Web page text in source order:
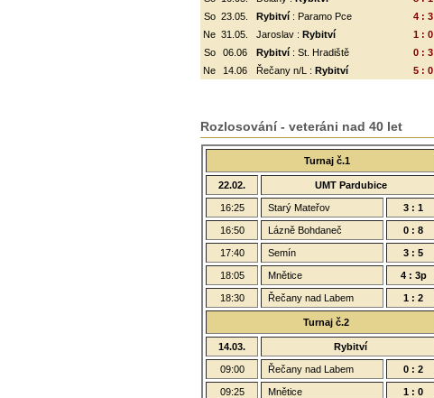
So 23.05. Rybitví: Paramo Pce
4 : 3
Ne 31.05. Jaroslav : Rybitví
1 : 0
So
06.06 Rybitví: St. Hradiště
0 : 3
Ne
14.06 Řečany n/L : Rybitví 5 : 0
Rozlosování - veteráni nad 40 let
Turnaj č.1
22.02. UMT Pardubice
16:25 Starý Mateřov 3 : 1
16:50 Lázně Bohdaneč 0 : 8
17:40 Semín 3 : 5
18:05 Mnětice 4 : 3p
18:30 Řečany nad Labem 1 : 2
Turnaj č.2
14.03. Rybitví
09:00 Řečany nad Labem 0 : 2
09:25 Mnětice 1 : 0